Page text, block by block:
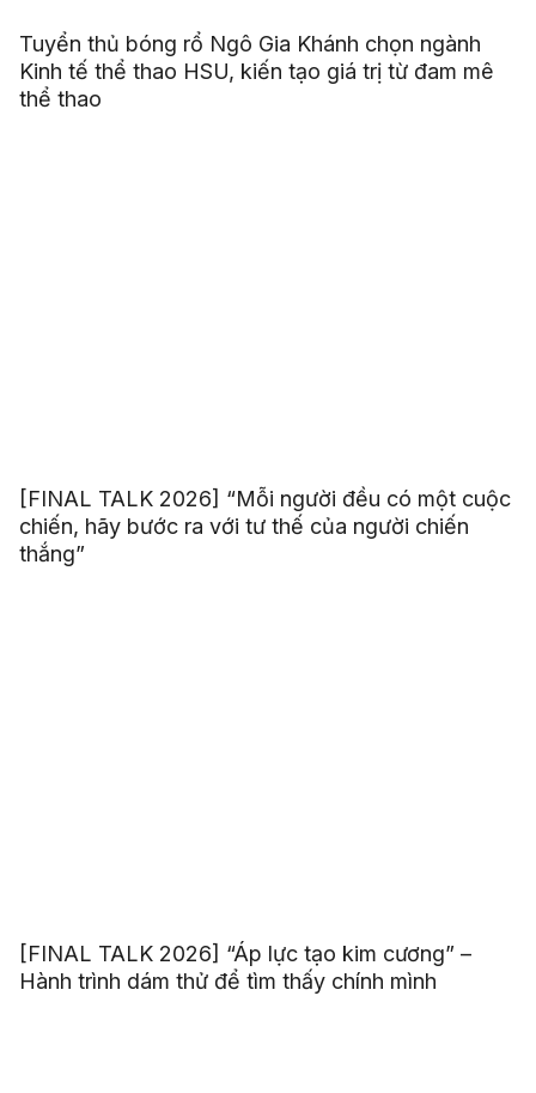
Tuyển thủ bóng rổ Ngô Gia Khánh chọn ngành
Kinh tế thể thao HSU, kiến tạo giá trị từ đam mê
thể thao
[FINAL TALK 2026] “Mỗi người đều có một cuộc
chiến, hãy bước ra với tư thế của người chiến
thắng”
[FINAL TALK 2026] “Áp lực tạo kim cương” –
Hành trình dám thử để tìm thấy chính mình